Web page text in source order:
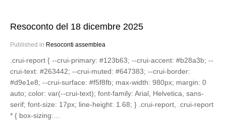
Resoconto del 18 dicembre 2025
Published in Resoconti assemblea
.crui-report { --crui-primary: #123b63; --crui-accent: #b28a3b; --
crui-text: #263442; --crui-muted: #647383; --crui-border:
#d9e1e8; --crui-surface: #f5f8fb; max-width: 980px; margin: 0
auto; color: var(--crui-text); font-family: Arial, Helvetica, sans-
serif; font-size: 17px; line-height: 1.68; } .crui-report, .crui-report
* { box-sizing:…